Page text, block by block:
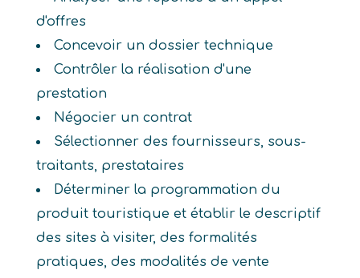
d'offres
Concevoir un dossier technique
Contrôler la réalisation d'une
prestation
Négocier un contrat
Sélectionner des fournisseurs, sous-
traitants, prestataires
Déterminer la programmation du
produit touristique et établir le descriptif
des sites à visiter, des formalités
pratiques, des modalités de vente